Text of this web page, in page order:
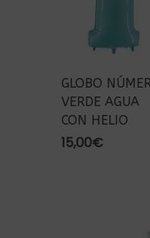
GLOBO
VERDE AGUA
CON HELIO
15,00€